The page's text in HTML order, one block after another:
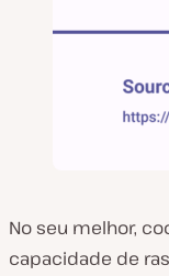
No seu melhor,
capacidade de